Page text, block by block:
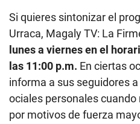
Si quieres sintonizar el
Urraca, Magaly TV: La
lunes a viernes en el
las 11:00 p.m. En ciertas
informa a sus seguidores
ociales personales
por motivos de fuerza